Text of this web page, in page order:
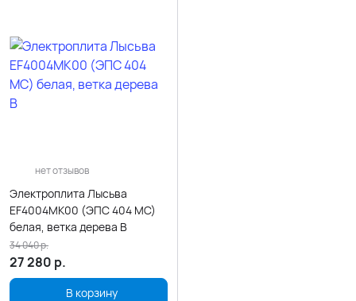
нет отзывов
Электроплита Лысьва
EF4004MK00 (ЭПС 404 МС)
белая, ветка дерева В
27 280 р.
34 040р.
В корзину